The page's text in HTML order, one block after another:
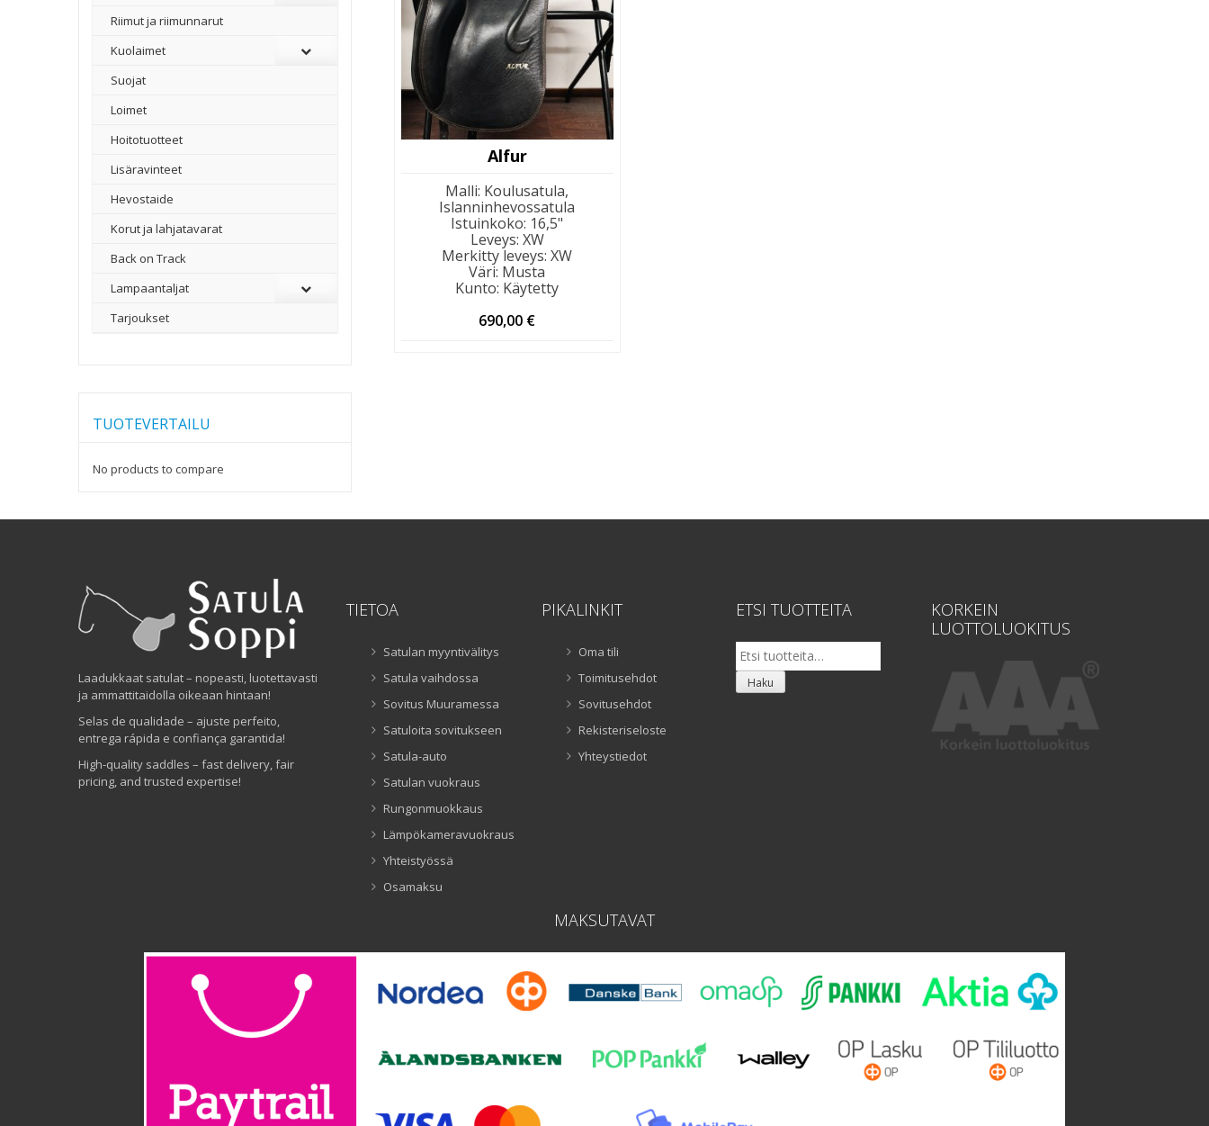
Alfur
Malli: Koulusatula,
Islanninhevossatula
Istuinkoko: 16,5"
Leveys: XW
Merkitty leveys:XW
Väri: Musta
Kunto: Käytetty
690,00 €
Riimut ja riimunnarut
Kuolaimet
Suojat
Loimet
Hoitotuotteet
Lisäravinteet
Hevostaide
Korut ja lahjatavarat
Back on Track
Lampaantaljat
Tarjoukset
TUOTEVERTAILU
No products to compare
Laadukkaat satulat – nopeasti, luotettavasti
ja ammattitaidolla oikeaan hintaan!
Selas de qualidade – ajuste perfeito,
entrega rápida e confiança garantida!
High-quality saddles – fast delivery, fair
pricing, and trusted expertise!
TIETOA
Satulan myyntivälitys
Satula vaihdossa
Sovitus Muuramessa
Satuloita sovitukseen
Satula-auto
Satulan vuokraus
Rungonmuokkaus
Lämpökameravuokraus
Yhteistyössä
Osamaksu
PIKALINKIT
Oma tili
Toimitusehdot
Sovitusehdot
Rekisteriseloste
Yhteystiedot
ETSI TUOTTEITA
Etsi:
Haku
KORKEIN
LUOTTOLUOKITUS
MAKSUTAVAT